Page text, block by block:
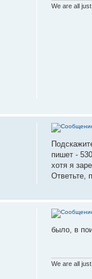
We are all
пишет -
хотя я
Ответьте,
было, в
We are all